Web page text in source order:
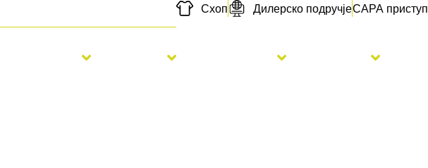
Схоп Дилерско подручјеСАРА приступ